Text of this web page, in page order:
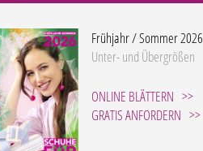
Frühjahr / Sommer 2026
Unter- und Übergrößen
ONLINE BLÄTTERN
GRATIS ANFORDERN